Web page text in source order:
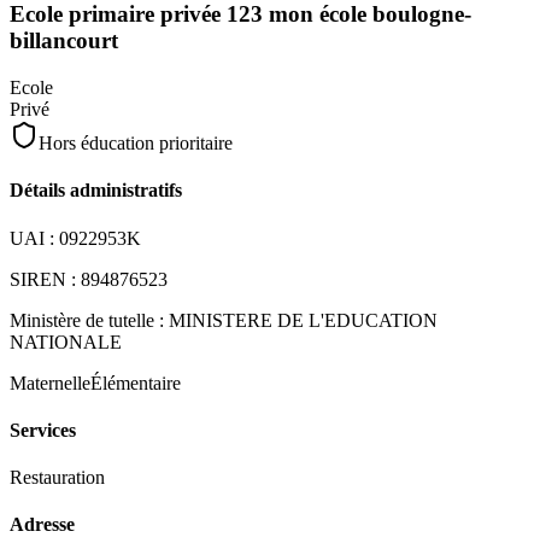
Ecole primaire privée 123 mon école boulogne-
billancourt
Ecole
Privé
Hors éducation prioritaire
Détails administratifs
UAI : 0922953K
SIREN : 894876523
Ministère de tutelle : MINISTERE DE L'EDUCATION
NATIONALE
MaternelleÉlémentaire
Services
Restauration
Adresse